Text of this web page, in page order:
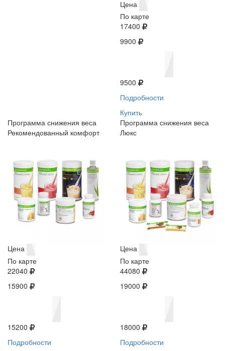
Цена
По карте
17400
9900
9500
Подробности
Купить
Программа снижения веса
Рекомендованный комфорт
Цена
По карте
22040
15900
15200
Подробности
Программа снижения веса
Люкс
Цена
По карте
44080
19000
18000
Подробности